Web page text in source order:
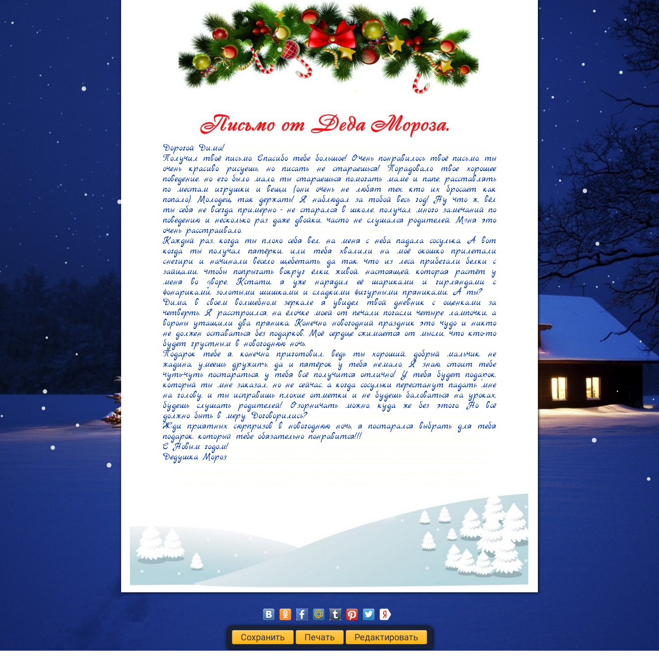
Дорогой Дима!
Получил твоё письмо. Спасибо тебе большое! Очень понравилось твоё письмо, ты
очень красиво рисуешь, но писать не стараешься! Порадовало твое хорошее
поведение, но его было мало, ты стараешься помогать маме и папе, расставлять
по местам игрушки и вещи (они очень не любят тех, кто их бросает как
попало). Молодец, так держать! Я наблюдал за тобой весь год! Ну что ж, вёл
ты себя не всегда примерно - не старался в школе, получал много замечаний по
поведению и несколько раз даже двойки, часто не слушался родителей. Меня это
очень расстраивало.
Каждый раз, когда ты плохо себя вел, на меня с неба падала сосулька. А вот
когда ты получал пятёрки, или тебя хвалили на моё окошко прилетали
снегири и начинали весело щебетать, да так, что из леса прибегали белки с
зайцами, чтобы попрыгать вокруг ёлки, живой, настоящей, которая растёт у
меня во дворе. Кстати, я уже нарядил её шариками и гирляндами с
фонариками, золотыми шишками и сладкими фигурными пряниками. А ты?
Дима, в своем волшебном зеркале я увидел твой дневник с оценками за
четверть. Я расстроился, на ёлочке моей от печали погасли четыре лампочки, а
вороны утащили два пряника. Конечно, новогодний праздник это чудо и никто
не должен оставаться без подарков. Моё сердце сжимается от мысли, что кто-то
будет грустным в новогоднюю ночь.
Подарок тебе я, конечно, приготовил, ведь ты хороший, добрый мальчик, не
жадина, умеешь дружить, да и пятёрок у тебя немало. Я знаю, стоит тебе
чуть-чуть постараться, у тебя всё получится отлично! У тебя будет подарок,
который ты мне заказал, но не сейчас, а когда сосульки перестанут падать мне
на голову, и ты исправишь плохие отметки и не будешь баловаться на уроках,
будешь слушать родителей! Озорничать можно, куда же без этого. Но всё
должно быть в меру. Договорились?
Жди приятных сюрпризов в новогоднюю ночь, я постарался выбрать для тебя
подарок, который тебе обязательно понравится!!!
С Новым годом!
Дедушка Мороз
Сохранить Печать Редактировать